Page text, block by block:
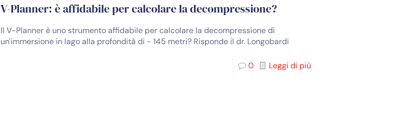
V-Planner: è affidabile per calcolare la decompressione?
Il V-Planner è uno strumento affidabile per calcolare la decompressione di
un'immersione in lago alla profondità di - 145 metri? Risponde il dr. Longobardi
0 Leggi di più